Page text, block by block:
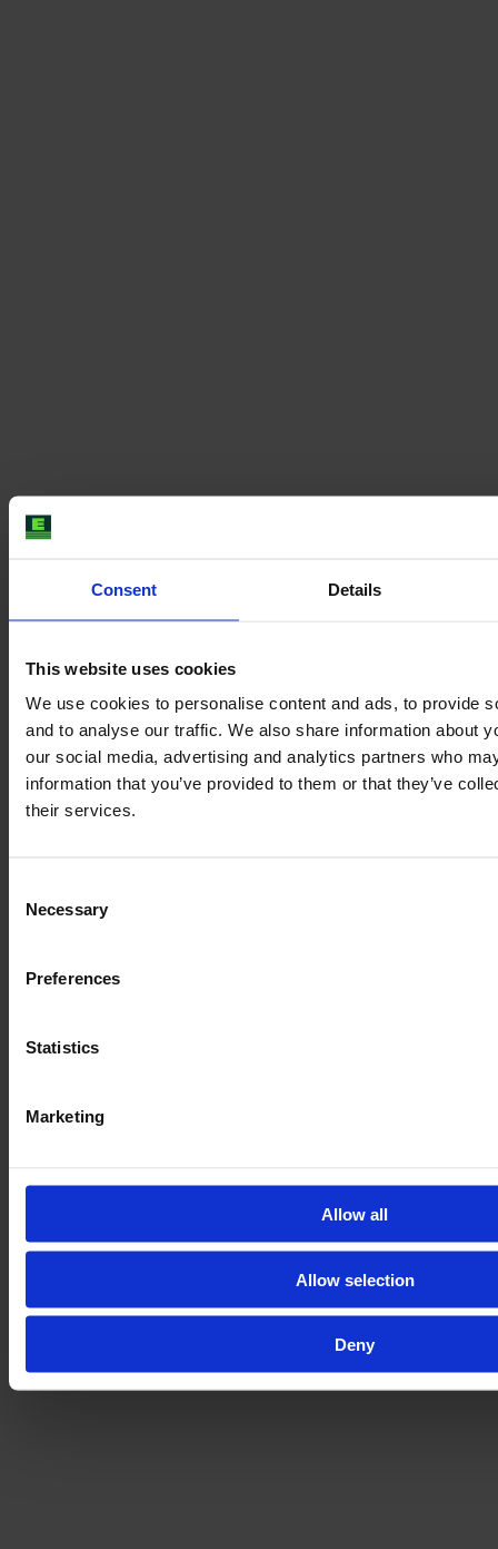
Consent Details
This website uses cookies
We use cookies to personalise content and ads, to provide
and to analyse our traffic. We also share information about
our social media, advertising and analytics partners who
information that you’ve provided to them or that they’ve
their services.
Selection
Necessary
Preferences
Statistics
Marketing
Allow all
Allow selection
Deny